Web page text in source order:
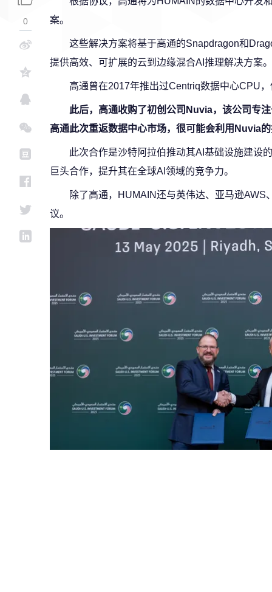
案。
这些解决方案将基于高通的Snapdragon和
提供高效、可扩展的云到边缘混合AI推理解决方案。
高通曾在2017年推出过Centriq数据中心CPU
此后，高通收购了初创公司Nuvia，该公司专
高通此次重返数据中心市场，很可能会利用Nuvia
此次合作是沙特阿拉伯推动其AI基础设施建设
巨头合作，提升其在全球AI领域的竞争力。
除了高通，HUMAIN还与英伟达、亚马逊
议。
0